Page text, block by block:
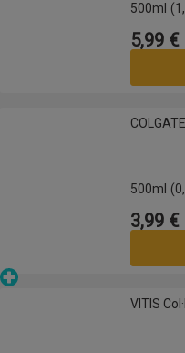
500ml
Preu
5,99 €
COLGATE PLAX Elixir bucal de
500ml
Preu
3,99 €
VITIS Col·lutori blanquejador
Parafarmàcia
VITIS